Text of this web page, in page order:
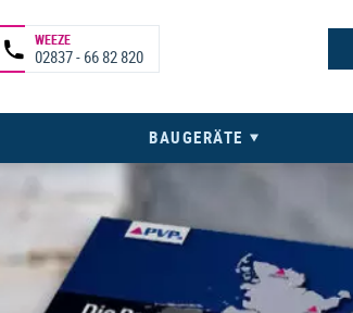
WEEZE
02837 - 66 82 820
BAUGERÄTE